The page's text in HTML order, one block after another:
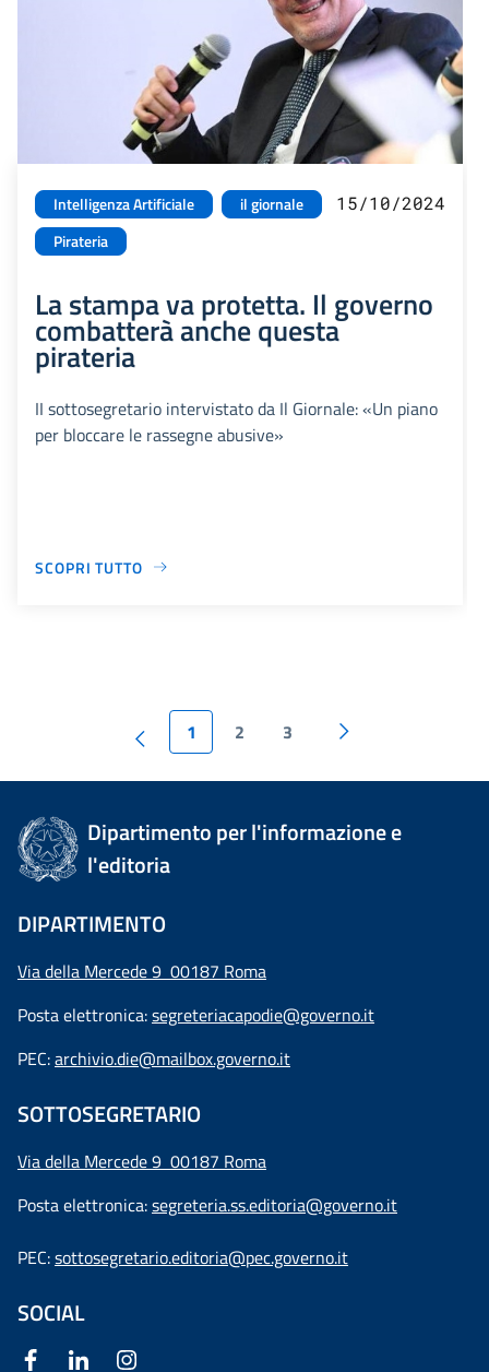
Intelligenza Artificiale
il giornale
Pirateria
15/10/2024
La stampa va protetta. Il governo
combatterà anche questa
pirateria
II sottosegretario intervistato da Il Giornale: «Un piano
per bloccare le rassegne abusive»
SCOPRI TUTTO
1 2 3
Dipartimento per l'informazione e
l'editoria
DIPARTIMENTO
Via della Mercede 9 00187 Roma
Posta elettronica:segreteriacapodie@governo.it
PEC:archivio.die@mailbox.governo.it
SOTTOSEGRETARIO
Via della Mercede 9 00187 Roma
Posta elettronica:segreteria.ss.editoria@governo.it
PEC:sottosegretario.editoria@pec.governo.it
SOCIAL